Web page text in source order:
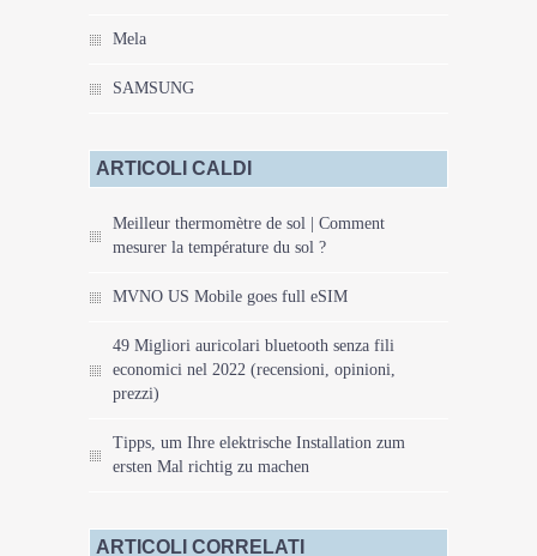
Mela
SAMSUNG
ARTICOLI CALDI
Meilleur thermomètre de sol | Comment
mesurer la température du sol ?
MVNO US Mobile goes full eSIM
49 Migliori auricolari bluetooth senza fili
economici nel 2022 (recensioni, opinioni,
prezzi)
Tipps, um Ihre elektrische Installation zum
ersten Mal richtig zu machen
ARTICOLI CORRELATI